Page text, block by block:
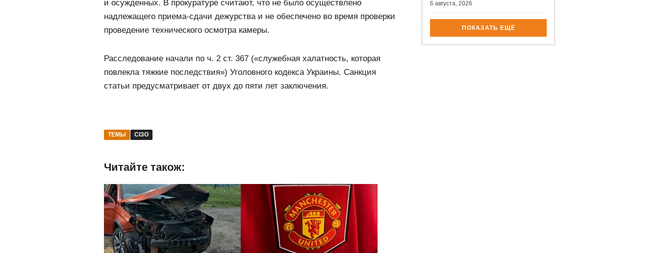
и осужденных. В прокуратуре считают, что не было осуществлено
надлежащего приема-сдачи дежурства и не обеспечено во время проверки
проведение технического осмотра камеры.
Расследование начали по ч. 2 ст. 367 («служебная халатность, которая
повлекла тяжкие последствия») Уголовного кодекса Украины. Санкция
статьи предусматривает от двух до пяти лет заключения.
ТЕМЫ СІЗО
Читайте також:
6 августа, 2026
ПОКАЗАТЬ ЕЩЁ